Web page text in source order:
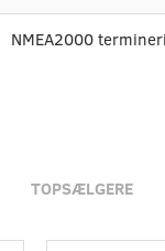
NMEA2000
TOPSÆLGERE